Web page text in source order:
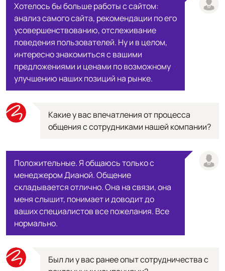
Хотелось бы больше работы с сайтом:
анализ самого сайта, рекомендации по его
усовершенствованию, отслеживание
поведения пользователей. Ну и в целом,
интересно знакомиться с вашими
предложениями и ценами по возможному
улучшению наших позиций на рынке.
Какие у вас впечатления от процесса
общения с сотрудниками нашей компании?
Положительные. Я общаюсь только с
менеджером Дианой. Общение
складывается отлично. Она на связи, она
меня слышит, понимает и доводит до
ваших специалистов все пожелания. Все
нормально.
Был ли у вас ранее опыт сотрудничества с